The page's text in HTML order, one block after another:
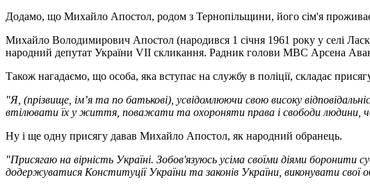
Додамо, що Михайло Апостол, родом з Тернопільщини, його сім'я
Михайло Володимирович Апостол (народився 1 січня 1961 року у селі
народний депутат України VII скликання. Радник голови МВС Арсена
Також нагадаємо, що особа, яка вступає на службу в поліції, складає
"Я, (прізвище, ім’я та по батькові), усвідомлюючи свою високу
втілювати їх у життя, поважати та охороняти права і свободи людини,
Ну і ще одну присягу давав Михайло Апостол, як народний обранець.
"Присягаю на вірність Україні. Зобов'язуюсь усіма своїми діями
додержуватися Конституції України та законів України, виконувати свої